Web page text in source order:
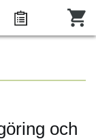
och